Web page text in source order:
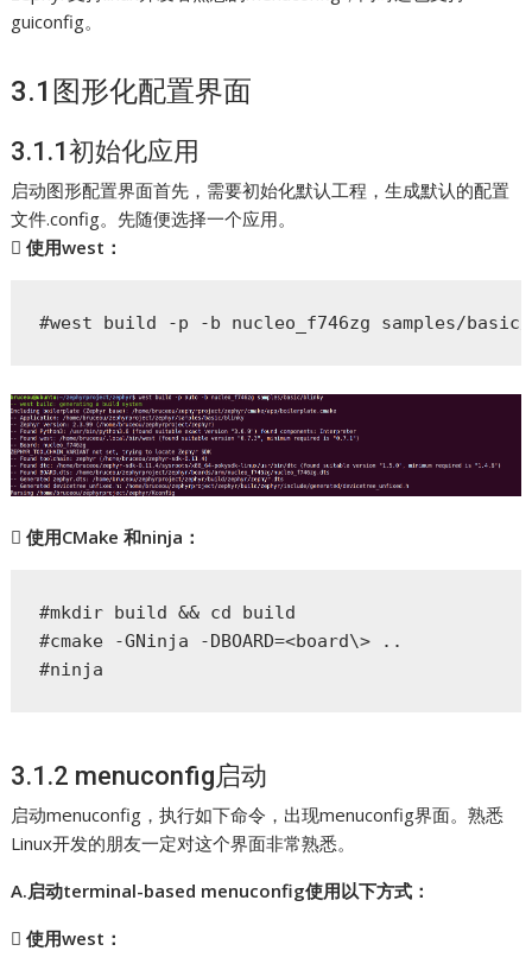
guiconfig。
3.1图形化配置界面
3.1.1初始化应用
启动图形配置界面首先，需要初始化默认工程，生成默认的配置
文件.config。先随便选择一个应用。
 使用west：
#west build -p -b nucleo_f746zg samples/
 使用CMake 和ninja：
#mkdir build && cd build
#cmake -GNinja -DBOARD=<board\> ..
#ninja
3.1.2 menuconfig启动
启动menuconfig，执行如下命令，出现menuconfig界面。熟悉
Linux开发的朋友一定对这个界面非常熟悉。
A.启动terminal-based menuconfig使用以下方式：
 使用west：